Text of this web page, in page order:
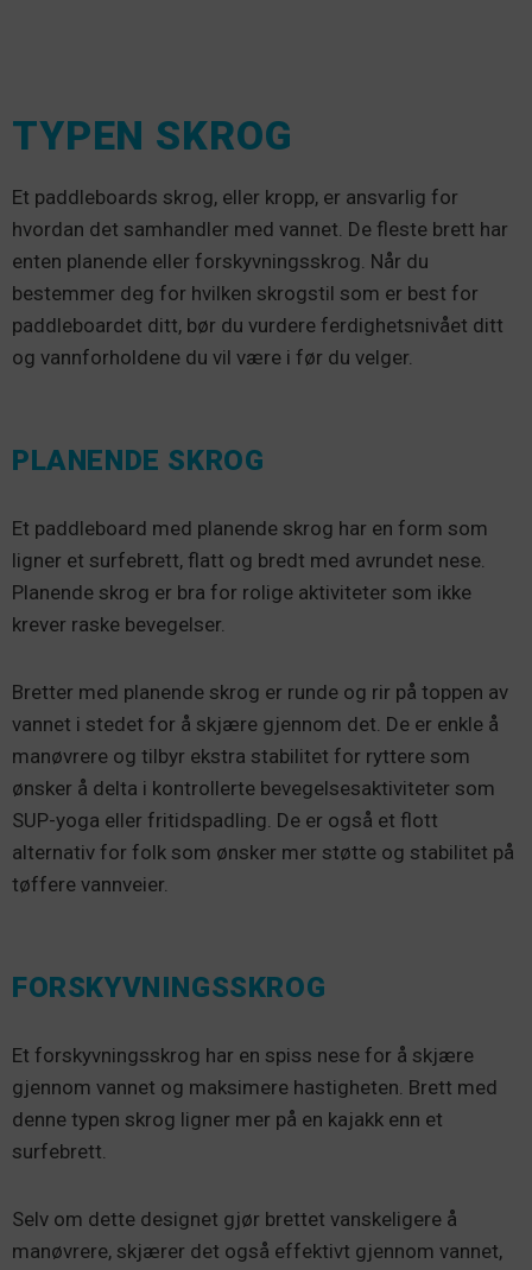
TYPEN SKROG
Et paddleboards skrog, eller kropp, er ansvarlig for
hvordan det samhandler med vannet. De fleste brett har
enten planende eller forskyvningsskrog. Når du
bestemmer deg for hvilken skrogstil som er best for
paddleboardet ditt, bør du vurdere ferdighetsnivået ditt
og vannforholdene du vil være i før du velger.
PLANENDE SKROG
Et paddleboard med planende skrog har en form som
ligner et surfebrett, flatt og bredt med avrundet nese.
Planende skrog er bra for rolige aktiviteter som ikke
krever raske bevegelser.
Bretter med planende skrog er runde og rir på toppen av
vannet i stedet for å skjære gjennom det. De er enkle å
manøvrere og tilbyr ekstra stabilitet for ryttere som
ønsker å delta i kontrollerte bevegelsesaktiviteter som
SUP-yoga eller fritidspadling. De er også et flott
alternativ for folk som ønsker mer støtte og stabilitet på
tøffere vannveier.
FORSKYVNINGSSKROG
Et forskyvningsskrog har en spiss nese for å skjære
gjennom vannet og maksimere hastigheten. Brett med
denne typen skrog ligner mer på en kajakk enn et
surfebrett.
Selv om dette designet gjør brettet vanskeligere å
manøvrere, skjærer det også effektivt gjennom vannet,